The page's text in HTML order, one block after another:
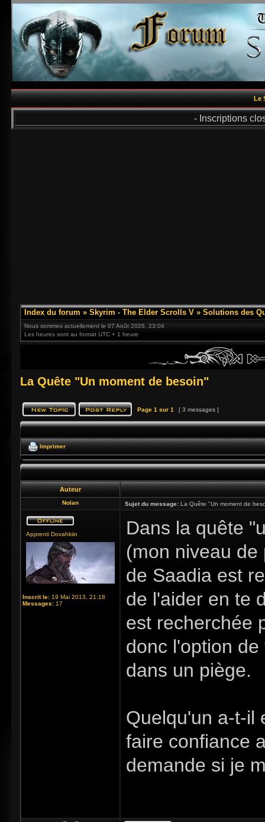
Le
- Inscriptions
Index du forum » Skyrim - The Elder Scrolls V » Solutions des
Nous sommes actuellement le 07 Août 2026, 23:04
Les heures sont au format UTC + 1 heure
La Quête "Un moment de besoin"
Page 1 sur 1 [ 3 messages ]
Imprimer
Auteur
Nolan Sujet du message: La Quête "Un moment de
Apprenti Dovahkiin
Inscrit le: 19 Mai 2013, 21:18
Messages: 17
Dans la quête
(mon niveau
de Saadia est
de l'aider en te
est recherchée
donc l'option
dans un piège.
Quelqu'un a-t-il
faire confiance
demande si je